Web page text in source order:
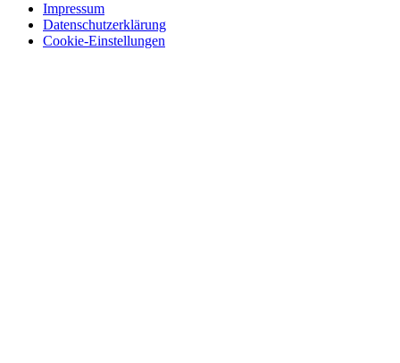
Impressum
Datenschutzerklärung
Cookie-Einstellungen